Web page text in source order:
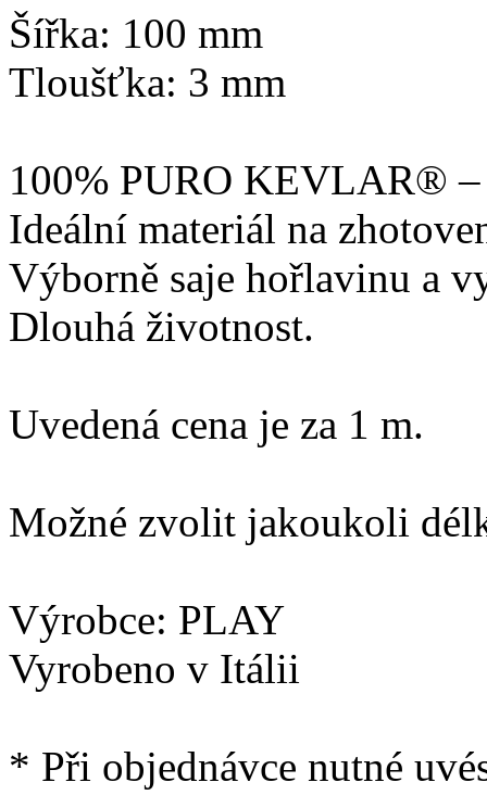
Šířka: 100 mm
Tloušťka: 3 mm
100% PURO KEVLAR®
Ideální materiál na
Výborně saje hořlavinu a
Dlouhá životnost.
Uvedená cena je za 1 m.
Možné zvolit jakoukoli
Výrobce: PLAY
Vyrobeno v Itálii
* Při objednávce nutné